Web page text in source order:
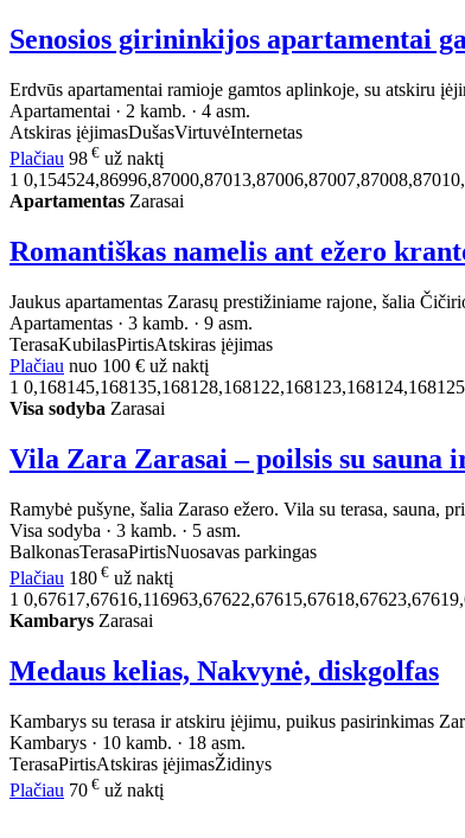
Senosios girininkijos apartamentai
Erdvūs apartamentai ramioje gamtos aplinkoje, su atskiru
Apartamentai · 2 kamb. · 4 asm.
Atskiras įėjimasDušasVirtuvėInternetas
Plačiau 98 € už naktį
1
Apartamentas Zarasai
Romantiškas namelis ant ežero
Jaukus apartamentas Zarasų prestižiniame rajone, šalia
Apartamentas · 3 kamb. · 9 asm.
TerasaKubilasPirtisAtskiras įėjimas
Plačiau nuo 100 € už naktį
1
Visa sodyba Zarasai
Vila Zara Zarasai – poilsis su sauna
Ramybė pušyne, šalia Zaraso ežero. Vila su terasa, sauna,
Visa sodyba · 3 kamb. · 5 asm.
BalkonasTerasaPirtisNuosavas parkingas
Plačiau 180 € už naktį
1
Kambarys Zarasai
Medaus kelias, Nakvynė, diskgolfas
Kambarys su terasa ir atskiru įėjimu, puikus pasirinkimas
Kambarys · 10 kamb. · 18 asm.
TerasaPirtisAtskiras įėjimasŽidinys
Plačiau 70 € už naktį